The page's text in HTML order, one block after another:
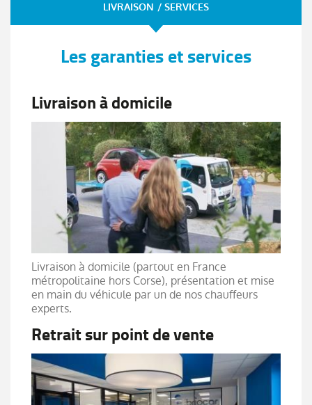
LIVRAISON / SERVICES
Les garanties et services
Livraison à domicile
Livraison à domicile (partout en France
métropolitaine hors Corse), présentation et mise
en main du véhicule par un de nos chauffeurs
experts.
Retrait sur point de vente